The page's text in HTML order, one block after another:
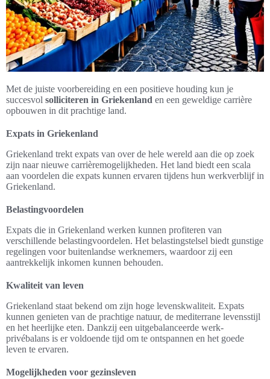
Met de juiste voorbereiding en een positieve houding kun je
succesvol solliciteren in Griekenland en een geweldige carrière
opbouwen in dit prachtige land.
Expats in Griekenland
Griekenland trekt expats van over de hele wereld aan die op zoek
zijn naar nieuwe carrièremogelijkheden. Het land biedt een scala
aan voordelen die expats kunnen ervaren tijdens hun werkverblijf in
Griekenland.
Belastingvoordelen
Expats die in Griekenland werken kunnen profiteren van
verschillende belastingvoordelen. Het belastingstelsel biedt gunstige
regelingen voor buitenlandse werknemers, waardoor zij een
aantrekkelijk inkomen kunnen behouden.
Kwaliteit van leven
Griekenland staat bekend om zijn hoge levenskwaliteit. Expats
kunnen genieten van de prachtige natuur, de mediterrane levensstijl
en het heerlijke eten. Dankzij een uitgebalanceerde werk-
privébalans is er voldoende tijd om te ontspannen en het goede
leven te ervaren.
Mogelijkheden voor gezinsleven